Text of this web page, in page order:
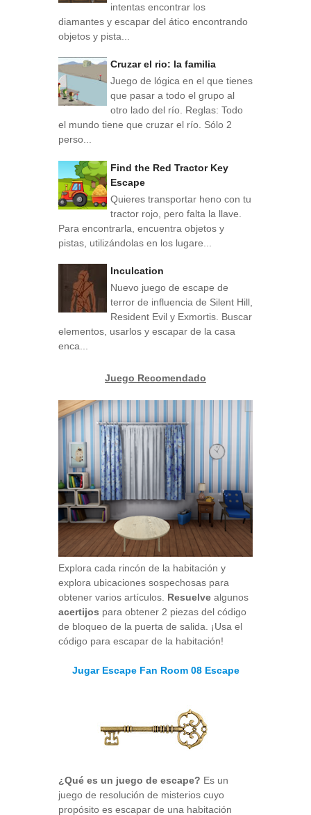
intentas encontrar los
diamantes y escapar del ático encontrando
objetos y pista...
Cruzar el rio: la familia
Juego de lógica en el que tienes
que pasar a todo el grupo al
otro lado del río. Reglas: Todo
el mundo tiene que cruzar el río. Sólo 2
perso...
Find the Red Tractor Key
Escape
Quieres transportar heno con tu
tractor rojo, pero falta la llave.
Para encontrarla, encuentra objetos y
pistas, utilizándolas en los lugare...
Inculcation
Nuevo juego de escape de
terror de influencia de Silent Hill,
Resident Evil y Exmortis. Buscar
elementos, usarlos y escapar de la casa
enca...
Juego Recomendado
Explora cada rincón de la habitación y
explora ubicaciones sospechosas para
obtener varios artículos. Resuelve algunos
acertijos para obtener 2 piezas del código
de bloqueo de la puerta de salida. ¡Usa el
código para escapar de la habitación!
Jugar Escape Fan Room 08 Escape
¿Qué es un juego de escape? Es un
juego de resolución de misterios cuyo
propósito es escapar de una habitación